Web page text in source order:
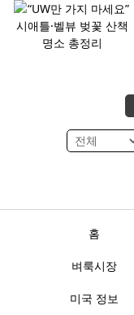
홈
벼룩시장
미국 정보